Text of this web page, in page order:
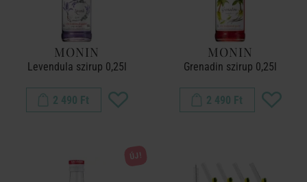
MONIN
Levendula szirup 0,25l
2 490 Ft
MONIN
Grenadin szirup 0,25l
2 490 Ft
ÚJ!